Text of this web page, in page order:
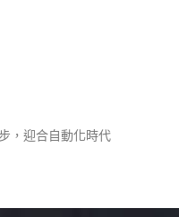
，迎合自動化時代